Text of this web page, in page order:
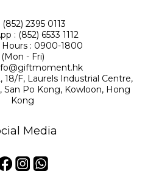
(852) 2395 0113
: (852) 6533 1112
: 0900-1800
(Mon - Fri)
18/F, Laurels Industrial Centre,
San Po Kong, Kowloon, Hong
Kong
Media